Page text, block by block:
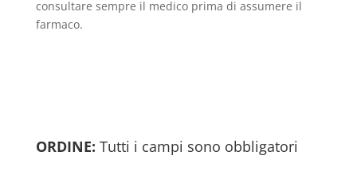
consultare sempre il medico prima di assumere il
farmaco.
ORDINE: Tutti i campi sono obbligatori